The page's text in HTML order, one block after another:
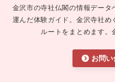
金沢市の寺社仏閣の情報データ
運んだ体験ガイド。金沢寺社め
ルートをまとめます。
お問